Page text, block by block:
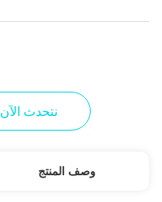
نتحدث الآن
وصف المنتج